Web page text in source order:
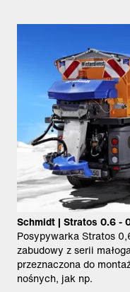
Schmidt | Stratos 0.6 -
Posypywarka Stratos
zabudowy z serii
przeznaczona do
nośnych, jak np.